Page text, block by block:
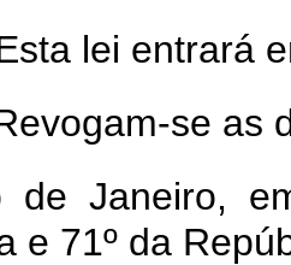
lei entrará
se as
de Janeiro,
e 71º da